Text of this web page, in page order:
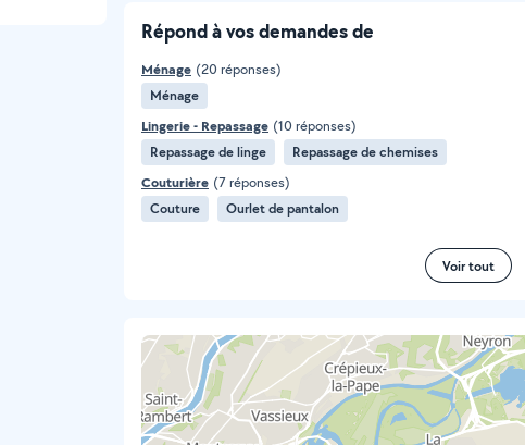
Répond à vos demandes de
Ménage (20 réponses)
Ménage
Lingerie - Repassage (10 réponses)
Repassage de linge
Repassage de chemises
Couturière (7 réponses)
Couture
Ourlet de pantalon
Voir tout